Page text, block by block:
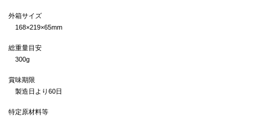
外箱サイズ
168×219×65mm
総重量目安
300g
賞味期限
製造日より60日
特定原材料等